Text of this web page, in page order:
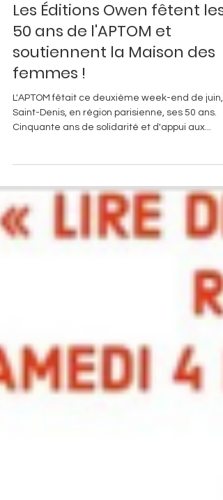
Évènements
Les Éditions Owen fêtent les
50 ans de l'APTOM et
soutiennent la Maison des
femmes !
L'APTOM fêtait ce deuxième week-end de juin, à
Saint-Denis, en région parisienne, ses 50 ans.